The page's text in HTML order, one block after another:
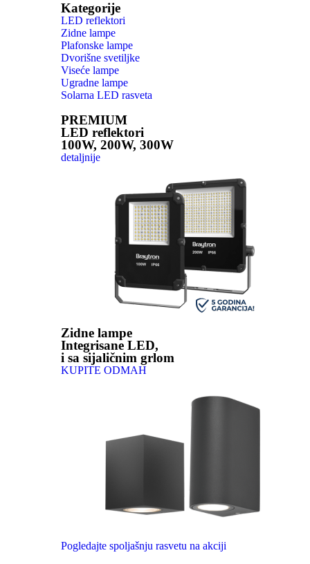
Kategorije
LED reflektori
Zidne lampe
Plafonske lampe
Dvorišne svetiljke
Viseće lampe
Ugradne lampe
Solarna LED rasveta
PREMIUM
LED reflektori
100W, 200W, 300W
detaljnije
Zidne lampe
Integrisane LED,
i sa sijaličnim grlom
KUPITE ODMAH
Pogledajte spoljašnju rasvetu na akciji